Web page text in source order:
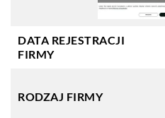
DATA REJESTRACJI
FIRMY
RODZAJ FIRMY